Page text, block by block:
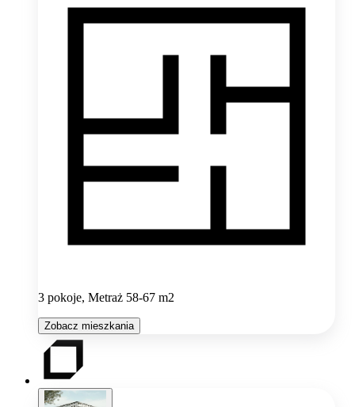
3 pokoje, Metraż 58-67 m2
Zobacz mieszkania